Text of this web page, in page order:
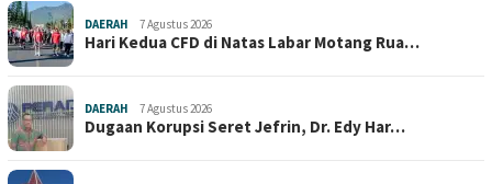
DAERAH 7 Agustus 2026
Hari Kedua CFD di Natas Labar Motang Rua…
DAERAH 7 Agustus 2026
Dugaan Korupsi Seret Jefrin, Dr. Edy Har…